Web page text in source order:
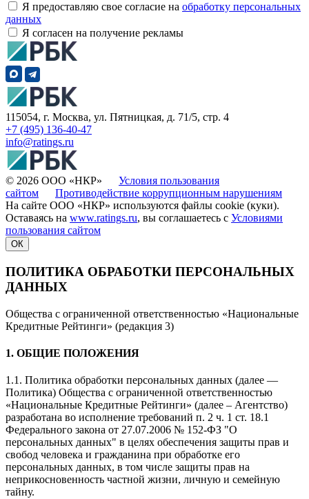
Я предоставляю свое согласие на обработку персональных
данных
Я согласен на получение рекламы
115054, г. Москва, ул. Пятницкая, д. 71/5, стр. 4
+7 (495) 136-40-47
info@ratings.ru
© 2026 ООО «НКР» Условия пользования
сайтом
Противодействие коррупционным нарушениям
На сайте ООО «НКР» используются файлы cookie (куки).
Оставаясь на www.ratings.ru, вы соглашаетесь с Условиями
пользования сайтом
ОК
ПОЛИТИКА ОБРАБОТКИ ПЕРСОНАЛЬНЫХ
ДАННЫХ
Общества с ограниченной ответственностью «Национальные
Кредитные Рейтинги» (редакция 3)
1. ОБЩИЕ ПОЛОЖЕНИЯ
1.1. Политика обработки персональных данных (далее —
Политика) Общества с ограниченной ответственностью
«Национальные Кредитные Рейтинги» (далее – Агентство)
разработана во исполнение требований п. 2 ч. 1 ст. 18.1
Федерального закона от 27.07.2006 № 152-ФЗ "О
персональных данных" в целях обеспечения защиты прав и
свобод человека и гражданина при обработке его
персональных данных, в том числе защиты прав на
неприкосновенность частной жизни, личную и семейную
тайну.